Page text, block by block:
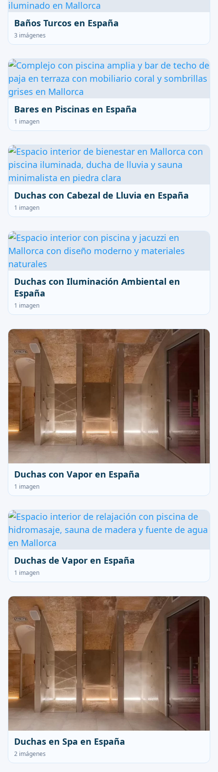
Baños Turcos en España
3 imágenes
Bares en Piscinas en España
1 imagen
Duchas con Cabezal de Lluvia en España
1 imagen
Duchas con Iluminación Ambiental en
España
1 imagen
Duchas con Vapor en España
1 imagen
Duchas de Vapor en España
1 imagen
Duchas en Spa en España
2 imágenes